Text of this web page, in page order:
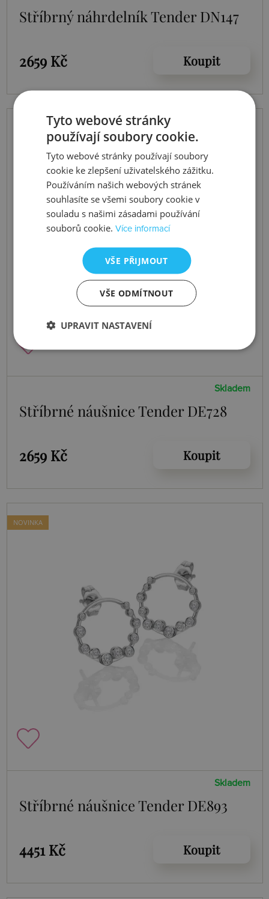
Stříbrný náhrdelník Tender DN147
2659 Kč Koupit
Skladem
Stříbrné náušnice Tender DE728
2659 Kč Koupit
NOVINKA
Skladem
Stříbrné náušnice Tender DE893
4451 Kč Koupit
Tyto webové stránky
používají soubory cookie.
Tyto webové stránky používají soubory
cookie ke zlepšení uživatelského zážitku.
Používáním našich webových stránek
souhlasíte se všemi soubory cookie v
souladu s našimi zásadami používání
souborů cookie.Více informací
VŠE PŘIJMOUT
VŠE ODMÍTNOUT
UPRAVIT NASTAVENÍ